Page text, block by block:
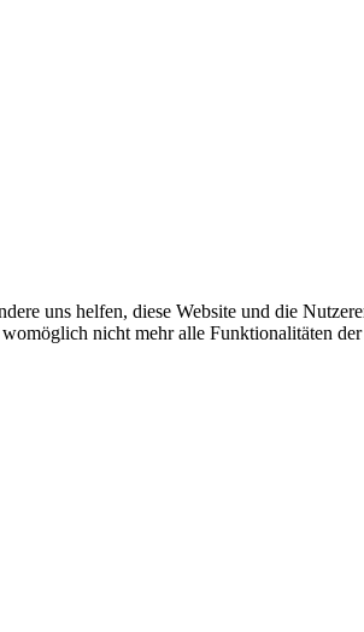
ihnen begegnen. In einer
uns helfen, diese Website und die
nicht mehr alle Funktionalitäten